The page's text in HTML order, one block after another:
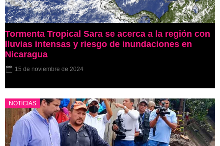
Tormenta Tropical Sara se acerca a la región con
lluvias intensas y riesgo de inundaciones en
Nicaragua
15 de noviembre de 2024
NOTICIAS